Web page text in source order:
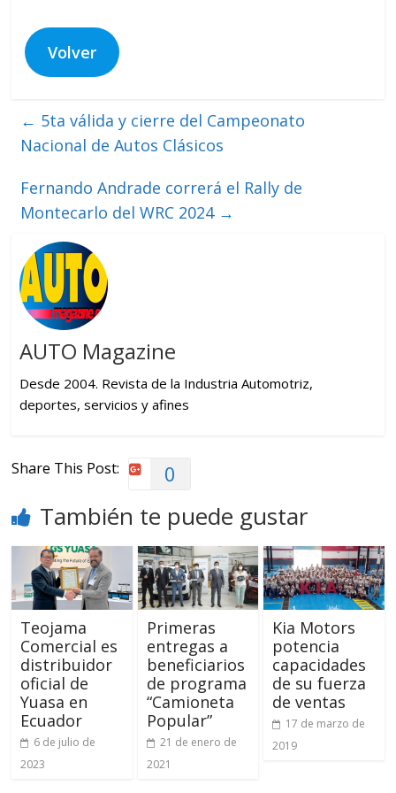
Volver
← 5ta válida y cierre del Campeonato
Nacional de Autos Clásicos
Fernando Andrade correrá el Rally de
Montecarlo del WRC 2024 →
AUTO Magazine
Desde 2004. Revista de la Industria Automotriz,
deportes, servicios y afines
Share This Post: 0
También te puede gustar
Teojama
Comercial es
distribuidor
oficial de
Yuasa en
Ecuador
6 de julio de
2023
Primeras
entregas a
beneficiarios
de programa
“Camioneta
Popular”
21 de enero de
2021
Kia Motors
potencia
capacidades
de su fuerza
de ventas
17 de marzo de
2019